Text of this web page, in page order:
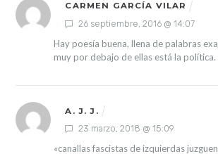
CARMEN GARCÍA VILAR
26 septiembre, 2016 @ 14:07
Hay poesía buena, llena de palabras
muy por debajo de ellas está la política.
A. J. J.
23 marzo, 2018 @ 15:09
«canallas fascistas de izquierdas